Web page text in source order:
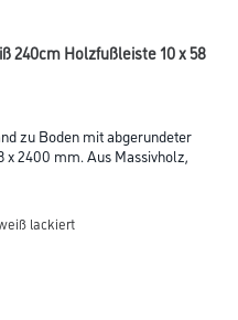
240cm Holzfußleiste 10 x 58
zu Boden mit abgerundeter
x 2400 mm. Aus Massivholz,
lackiert